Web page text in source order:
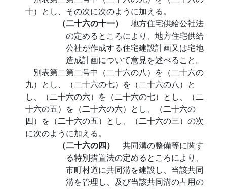
十）とし、その次に次のように加える。
（二十六の十一） 地方住宅供給公社法
の定めるところにより、地方住宅供給
公社が作成する住宅建設計画又は宅地
造成計画について意見を述べること。
別表第二第二号中（二十六の八）を（二十六の
九）とし、（二十六の七）を（二十六の八）と
し、（二十六の六）を（二十六の七）とし、（二
十六の五）を（二十六の六）とし、（二十六の
四）を（二十六の五）とし、（二十六の三）の次
に次のように加える。
（二十六の四） 共同溝の整備等に関す
る特別措置法の定めるところにより、
市町村道に共同溝を建設し、当該共同
溝を管理し、及び当該共同溝の占用の